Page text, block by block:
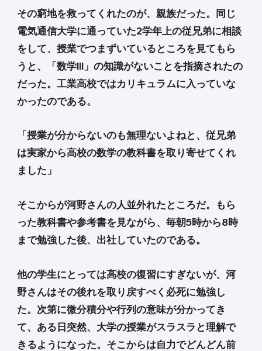
その窮地を救ってくれたのが、親族だった。同じ
電気通信大学に通っていた2学年上の従兄弟に相談
をして、授業でつまずいているところを見てもら
うと、「数学III」の知識がないことを指摘されたの
だった。工業高校ではカリキュラムに入っていな
かったのである。
「授業が分からないのも無理ないよねと、従兄弟
は実家から高校の数学の教科書を取り寄せてくれ
ました」
そこからが河野さんの人並外れたところだ。もら
った教科書や参考書を見ながら、毎朝5時から8時
まで勉強した後、出社していたのである。
他の学生にとっては高校の復習にすぎないが、河
野さんはその後れを取り戻すべく必死に勉強し
た。次第に微分積分や行列の意味が分かってき
て、ある日突然、大学の授業がスラスラと理解で
きるようになった。そこからは自力でどんどん前